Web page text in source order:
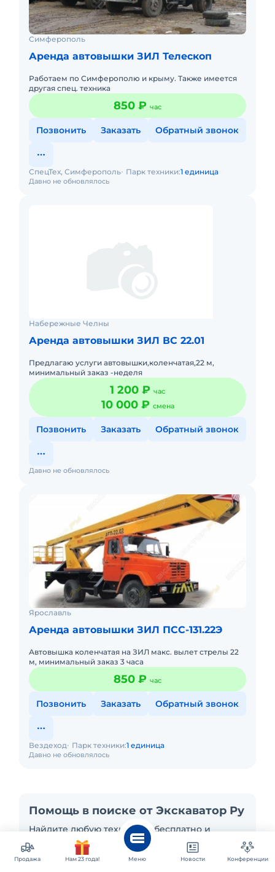
Симферополь
Аренда автовышки ЗИЛ Телескоп
Работаем по Симферополю и крыму. Также имеется
другая спец. техника
850 ₽ час
Позвонить Заказать Обратный звонок
Давно не обновлялось
СпецТех, Симферополь Парк техники:1 единица
Набережные Челны
Аренда автовышки ЗИЛ ВС 22.01
Предлагаю услуги автовышки,коленчатая,22 м,
минимальный заказ -неделя
1 200 ₽ час
10 000 ₽ смена
Позвонить Заказать Обратный звонок
Давно не обновлялось
Ярославль
Аренда автовышки ЗИЛ ПСС-131.22Э
Автовышка коленчатая на ЗИЛ макс. вылет стрелы 22
м, минимальный заказ 3 часа
850 ₽ час
Позвонить Заказать Обратный звонок
Давно не обновлялось
Вездеход Парк техники:1 единица
Помощь в поиске от Экскаватор Ру
Найдите любую технику — бесплатно и
быстро: разместите заявку на технику, и
продавцы сами свяжутся с вами!
Продажа Нам 23 года! Меню Новости Конференции